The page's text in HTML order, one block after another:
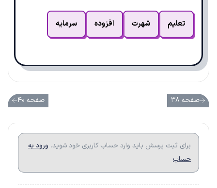
تعلیم شهرت افزوده سرمایه
صفحه ۳۸ صفحه ۴۰
برای ثبت پرسش باید وارد حساب کاربری خود شوید. ورود به
حساب